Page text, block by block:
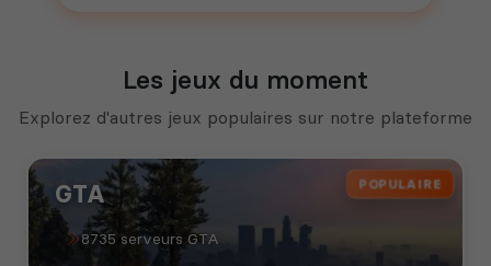
Les jeux du moment
Explorez d'autres jeux populaires sur notre plateforme
POPULAIRE
GTA
8735 serveurs GTA